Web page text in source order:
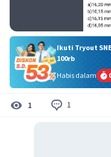
Ikuti Tryout
100rb
Habis dalam
1 1